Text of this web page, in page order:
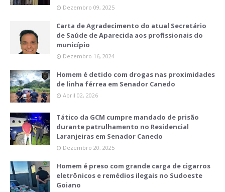
Dezembro 09, 2025
Carta de Agradecimento do atual Secretário
de Saúde de Aparecida aos profissionais do
município
Dezembro 16, 2024
Homem é detido com drogas nas proximidades
de linha férrea em Senador Canedo
Abril 02, 2026
Tático da GCM cumpre mandado de prisão
durante patrulhamento no Residencial
Laranjeiras em Senador Canedo
Dezembro 20, 2025
Homem é preso com grande carga de cigarros
eletrônicos e remédios ilegais no Sudoeste
Goiano